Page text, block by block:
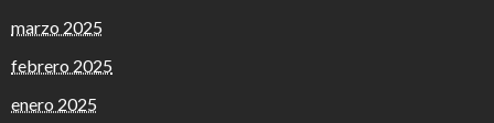
marzo 2025
febrero 2025
enero 2025